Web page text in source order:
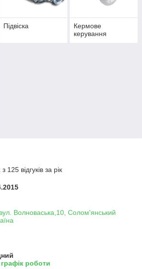
Підвіска
Кермове
керування
125 відгуків за рік
Волноваська,10, Солом'янський
роботи